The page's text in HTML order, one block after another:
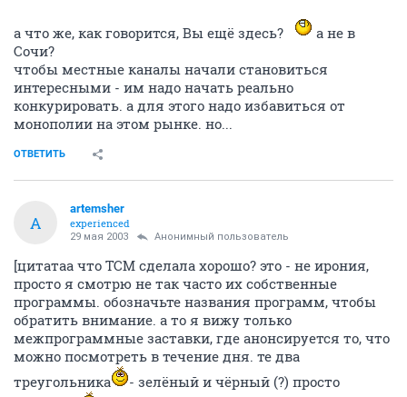
а что же, как говорится, Вы ещё здесь?
а не в
Сочи?
чтобы местные каналы начали становиться
интересными - им надо начать реально
конкурировать. а для этого надо избавиться от
монополии на этом рынке. но...
ОТВЕТИТЬ
A
artemsher
experienced
29 мая 2003 Анонимный пользователь
[цитатаа что ТСМ сделала хорошо? это - не ирония,
просто я смотрю не так часто их собственные
программы. обозначьте названия программ, чтобы
обратить внимание. а то я вижу только
межпрограммные заставки, где анонсируется то, что
можно посмотреть в течение дня. те два
треугольника
- зелёный и чёрный (?) просто